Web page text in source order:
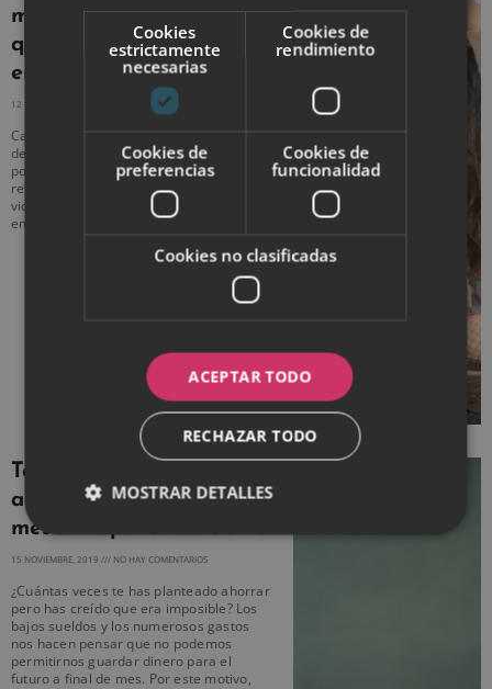
mujeres emprendedoras
que hay que tener muy
en cuenta
12 FEBRERO, 2020 NO HAY COMENTARIOS
Cada vez más mujeres se lanzan al vacío
de abrir un negocio propio, ya sea
porque sus trabajos no suponen ya un
reto o bien porque la conciliación con su
vida familiar no es posible. Si quieres
emprender
Técnica japonesa para
ahorrar 200 euros al
mes sin apenas esfuerzo
15 NOVIEMBRE, 2019 NO HAY COMENTARIOS
¿Cuántas veces te has planteado ahorrar
pero has creído que era imposible? Los
bajos sueldos y los numerosos gastos
nos hacen pensar que no podemos
permitirnos guardar dinero para el
futuro a final de mes. Por este motivo,
Cookies
estrictamente
necesarias
Cookies de
rendimiento
Cookies de
preferencias
Cookies de
funcionalidad
Cookies no clasificadas
ACEPTAR TODO
RECHAZAR TODO
MOSTRAR DETALLES